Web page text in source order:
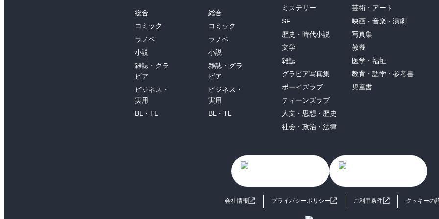
総合
コミック
ラノベ
小説
雑誌・グラ
ビア
ビジネス・
実用
BL・TL
総合
コミック
ラノベ
小説
雑誌・グラ
ビア
ビジネス・
実用
BL・TL
ミステリー
SF
歴史・時代小説
文学
雑誌
グラビア写真集
ボーイズラブ
ティーンズラブ
人文・思想・歴史
社会・政治・法律
芸術・アート
映画・音楽・演劇
写真集
教養
医学・福祉
教育・語学・参考書
児童書
会社情報 プライバシーポリシー ご利用条件 クッキーの